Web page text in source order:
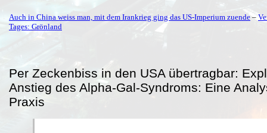
Auch in China weiss man, mit dem Irankrieg ging das US-Imperium zuende–
Tages: Grönland
Per Zeckenbiss in den USA übertragbar:
Anstieg des Alpha-Gal-Syndroms: Eine
Praxis